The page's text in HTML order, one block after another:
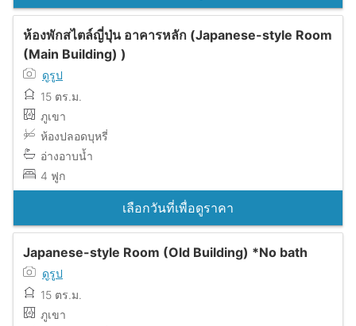
ห้องพักสไตล์ญี่ปุ่น อาคารหลัก (Japanese-style Room
(Main Building) )
ดูรูป
15 ตร.ม.
ภูเขา
ห้องปลอดบุหรี่
อ่างอาบน้ำ
4 ฟูก
เลือกวันที่เพื่อดูราคา
Japanese-style Room (Old Building) *No bath
ดูรูป
15 ตร.ม.
ภูเขา